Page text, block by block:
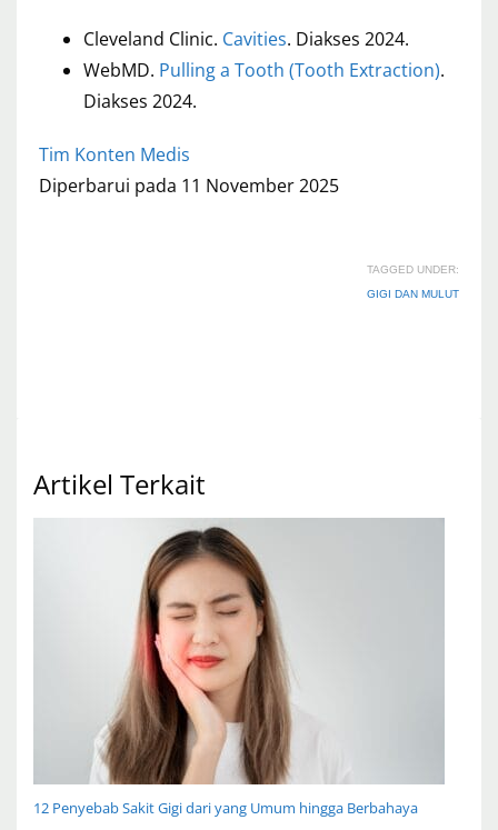
Cleveland Clinic. Cavities. Diakses 2024.
WebMD. Pulling a Tooth (Tooth Extraction).
Diakses 2024.
Tim Konten Medis
Diperbarui pada 11 November 2025
TAGGED UNDER:
GIGI DAN MULUT
Artikel Terkait
12 Penyebab Sakit Gigi dari yang Umum hingga Berbahaya